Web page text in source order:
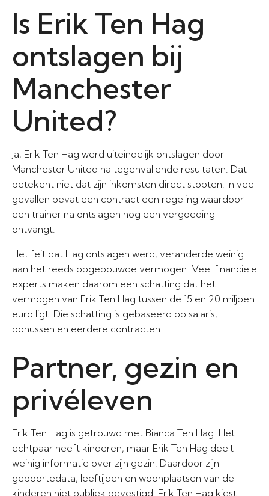
Is Erik Ten Hag
ontslagen bij
Manchester
United?
Ja, Erik Ten Hag werd uiteindelijk ontslagen door
Manchester United na tegenvallende resultaten. Dat
betekent niet dat zijn inkomsten direct stopten. In veel
gevallen bevat een contract een regeling waardoor
een trainer na ontslagen nog een vergoeding
ontvangt.
Het feit dat Hag ontslagen werd, veranderde weinig
aan het reeds opgebouwde vermogen. Veel financiële
experts maken daarom een schatting dat het
vermogen van Erik Ten Hag tussen de 15 en 20 miljoen
euro ligt. Die schatting is gebaseerd op salaris,
bonussen en eerdere contracten.
Partner, gezin en
privéleven
Erik Ten Hag is getrouwd met Bianca Ten Hag. Het
echtpaar heeft kinderen, maar Erik Ten Hag deelt
weinig informatie over zijn gezin. Daardoor zijn
geboortedata, leeftijden en woonplaatsen van de
kinderen niet publiek bevestigd. Erik Ten Hag kiest